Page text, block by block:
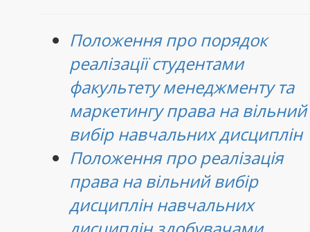
Положення про порядок
реалізації студентами
факультету менеджменту та
маркетингу права на вільний
вибір навчальних дисциплін
Положення про реалізація
права на вільний вибір
дисциплін навчальних